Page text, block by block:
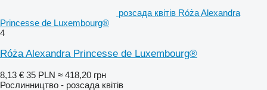
розсада квітів Róża Alexandra
Princesse de Luxembourg®
4
Róża Alexandra Princesse de Luxembourg®
8,13 € 35 PLN ≈ 418,20 грн
Рослинництво - розсада квітів